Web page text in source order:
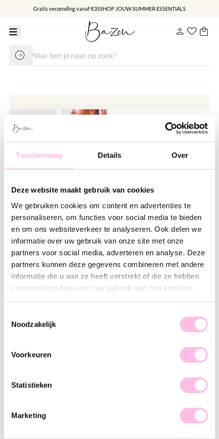
Toestemming Details Over
Deze website maakt gebruik van cookies
We gebruiken cookies om content en advertenties te
personaliseren, om functies voor social media te bieden
en om ons websiteverkeer te analyseren. Ook delen we
informatie over uw gebruik van onze site met onze
partners voor social media, adverteren en analyse. Deze
partners kunnen deze gegevens combineren met andere
informatie die u aan ze heeft verstrekt of die ze hebben
verzameld op basis van uw gebruik van hun services.
Noodzakelijk
Voorkeuren
Statistieken
Marketing
Gratis verzending vanaf €35SHOP JOUW SUMMER ESSENTIALS
Varianten:
Goud
Let's upgrade jouw XL kralen ketting met deze toffe bedel. De hart bedel is gemaakt van
stainless steel en kan aan het ronde slot van de ketting bevestigd worden. Mix and match
met onze andere XL pendants en creëer jouw eigen neckparty!
Materiaal: Stainless Steel
Afmeting: 4cm
Let op: de bedel kan alleen vastgemaakt worden aan het ronde slot van de XL kralen
€ 19,95